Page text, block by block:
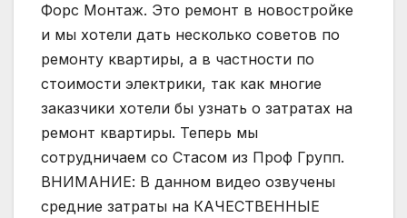
Форс Монтаж. Это ремонт в новостройке
и мы хотели дать несколько советов по
ремонту квартиры, а в частности по
стоимости электрики, так как многие
заказчики хотели бы узнать о затратах на
ремонт квартиры. Теперь мы
сотрудничаем со Стасом из Проф Групп.
ВНИМАНИЕ: В данном видео озвучены
средние затраты на КАЧЕСТВЕННЫЕ